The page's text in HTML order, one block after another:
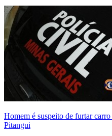
Homem é suspeito de furtar
Pitangui